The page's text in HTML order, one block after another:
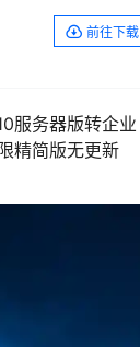
前往下载
服务器版转企业
精简版无更新